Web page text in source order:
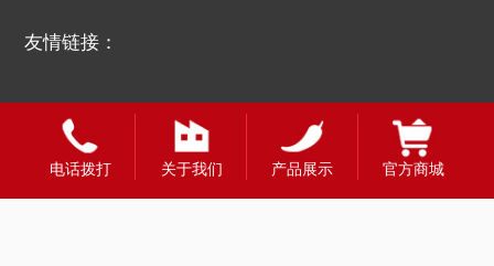
友情链接：
电话拨打 关于我们 产品展示 官方商城